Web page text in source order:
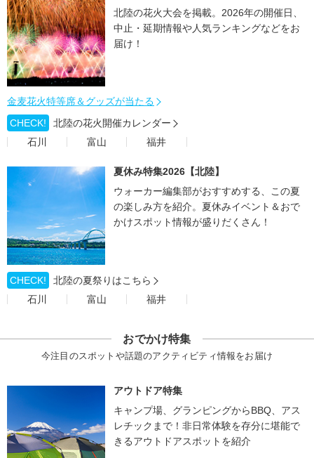
北陸の花火大会を掲載。2026年の開催日、
中止・延期情報や人気ランキングなどをお
届け！
金麦花火特等席＆グッズが当たる
CHECK!
北陸の花火開催カレンダー
石川
富山 福井
夏休み特集2026【北陸】
ウォーカー編集部がおすすめする、この夏
の楽しみ方を紹介。夏休みイベント＆おで
かけスポット情報が盛りだくさん！
CHECK!
北陸の夏祭りはこちら
石川
富山 福井
おでかけ特集
今注目のスポットや話題のアクティビティ情報をお届け
アウトドア特集
キャンプ場、グランピングからBBQ、アス
レチックまで！非日常体験を存分に堪能で
きるアウトドアスポットを紹介